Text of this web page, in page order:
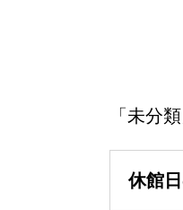
「未分
休館